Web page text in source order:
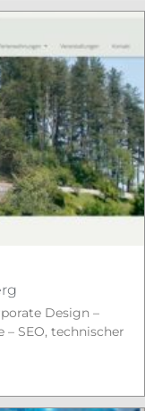
Design –
SEO, technischer